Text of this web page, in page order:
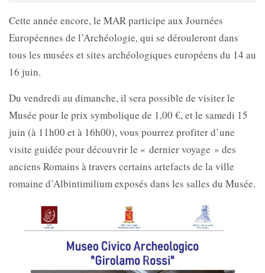
Cette année encore, le MAR participe aux Journées
Européennes de l’Archéologie, qui se dérouleront dans
tous les musées et sites archéologiques européens du 14 au
16 juin.
Du vendredi au dimanche, il sera possible de visiter le
Musée pour le prix symbolique de 1,00 €, et le samedi 15
juin (à 11h00 et à 16h00), vous pourrez profiter d’une
visite guidée pour découvrir le « dernier voyage » des
anciens Romains à travers certains artefacts de la ville
romaine d’Albintimilium exposés dans les salles du Musée.